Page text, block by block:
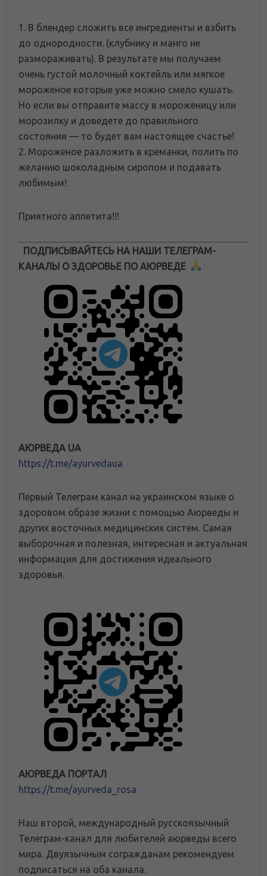
1. В блендер сложить все ингредиенты и взбить
до однородности. (клубнику и манго не
размораживать). В результате мы получаем
очень густой молочный коктейль или мягкое
мороженое которые уже можно смело кушать.
Но если вы отправите массу в мороженицу или
морозилку и доведете до правильного
состояния — то будет вам настоящее счастье!
2. Мороженое разложить в креманки, полить по
желанию шоколадным сиропом и подавать
любимым!
Приятного аппетита!!!
ПОДПИСЫВАЙТЕСЬ НА НАШИ ТЕЛЕГРАМ-
КАНАЛЫ О ЗДОРОВЬЕ ПО АЮРВЕДЕ
АЮРВЕДА UA
https://t.me/ayurvedaua
Первый Телеграм канал на украинском языке о
здоровом образе жизни с помощью Аюрведы и
других восточных медицинских систем. Самая
выборочная и полезная, интересная и актуальная
информация для достижения идеального
здоровья.
АЮРВЕДА ПОРТАЛ
https://t.me/ayurveda_rosa
Наш второй, международный русскоязычный
Телеграм-канал для любителей аюрведы всего
мира. Двуязычным согражданам рекомендуем
подписаться на оба канала.